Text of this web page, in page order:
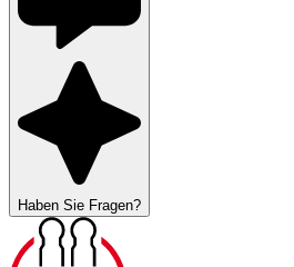
Haben Sie Fragen?